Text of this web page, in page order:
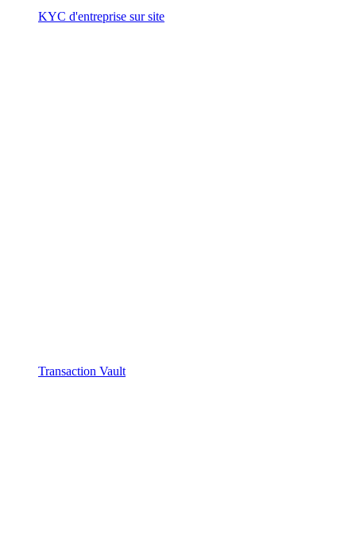
KYC d'entreprise sur site
Transaction Vault